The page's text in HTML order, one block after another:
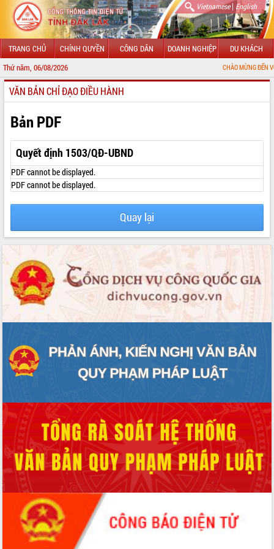
Vietnamese| English
TRANG CHỦ CHÍNH QUYỀN CÔNG DÂN DOANH NGHIỆP DU KHÁCH
Thứ năm, 06/08/2026 CHÀO MỪNG ĐẾN VỚI
GIỚI THIỆU
LÃNH ĐẠO UBND TỈNH
TIN TỨC SỰ KIỆN
SỞ, BAN, NGÀNH
UBND CÁC XÃ, PHƯỜNG
HỆ THỐNG VĂN BẢN
VĂN BẢN HĐND TỈNH
ĐIỂM TIN VĂN BẢN
QUY HOẠCH - KẾ HOẠCH
VĂN BẢN CHỈ ĐẠO ĐIỀU HÀNH
Bản PDF
Quyết định 1503/QĐ-UBND
PDF cannot be displayed.
PDF cannot be displayed.
Quay lại